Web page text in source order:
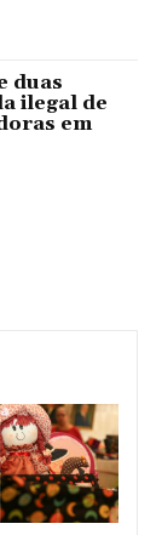
duas
ilegal de
em